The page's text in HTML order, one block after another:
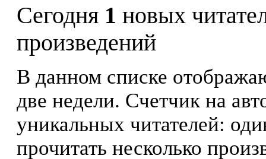
Сегодня 1 новых
произведений
В данном списке
две недели. Счетчик на
уникальных читателей:
прочитать несколько